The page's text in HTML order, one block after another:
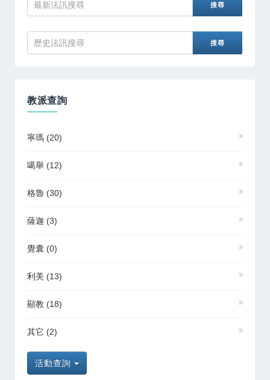
教派查詢
寧瑪 (20)
噶舉 (12)
格魯 (30)
薩迦 (3)
覺囊 (0)
利美 (13)
顯教 (18)
其它 (2)
活動查詢